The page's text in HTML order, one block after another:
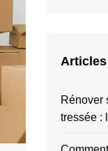
Rénover
tressée :